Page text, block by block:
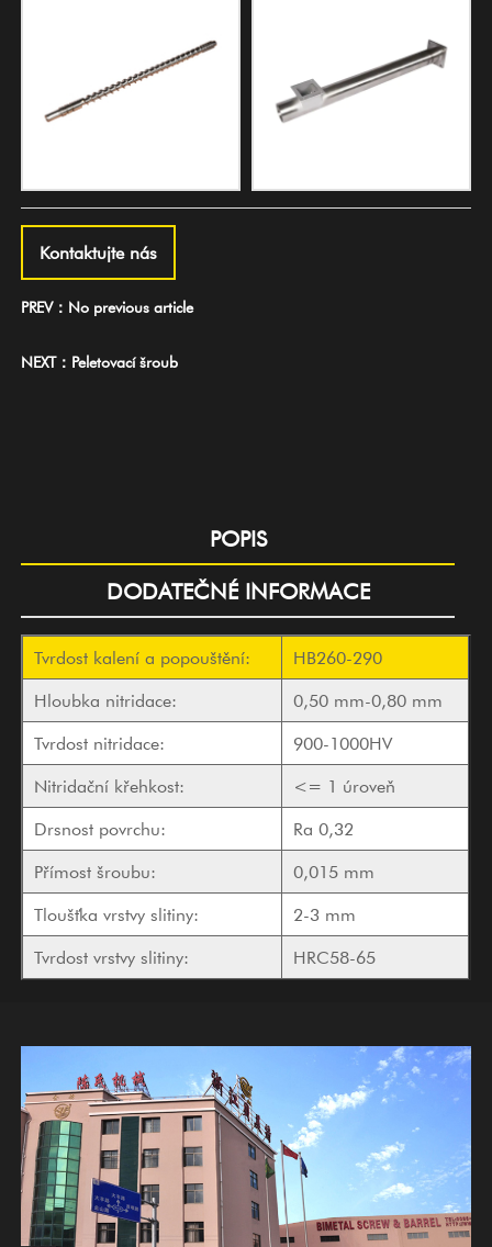
Kontaktujte nás
PREV：No previous article
NEXT：Peletovací šroub
POPIS
DODATEČNÉ INFORMACE
Tvrdost kalení a popouštění:
HB260-290
Hloubka nitridace:
0,50 mm-0,80 mm
Tvrdost nitridace:
900-1000HV
Nitridační křehkost:
<= 1 úroveň
Drsnost povrchu:
Ra 0,32
Přímost šroubu:
0,015 mm
Tloušťka vrstvy slitiny:
2-3 mm
Tvrdost vrstvy slitiny:
HRC58-65